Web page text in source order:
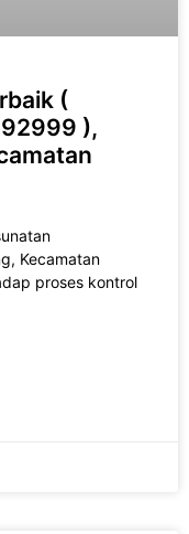
(
),
Kecamatan
рrоѕеѕ kоntrоl